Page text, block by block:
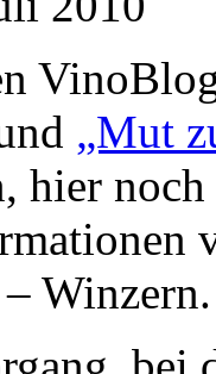
„Mut
hier
Winzern.